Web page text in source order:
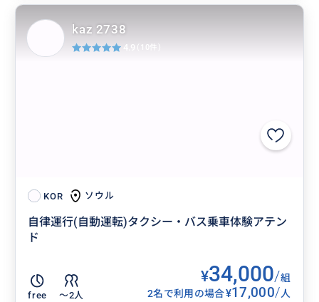
KOR ソウル
自律運行(自動運転)タクシー・バス乗車体験アテン
ド
free 〜2人
¥34,000/組
2名で利用の場合¥17,000/人
kaz 2738
4.9 (10件)